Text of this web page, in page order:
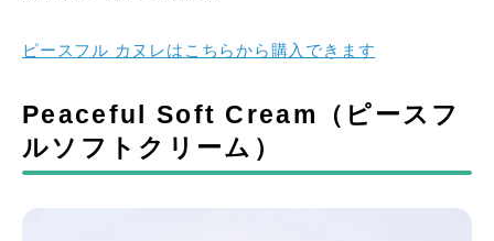
ピースフル カヌレはこちらから購入できます
Peaceful Soft Cream（ピースフ
ルソフトクリーム）